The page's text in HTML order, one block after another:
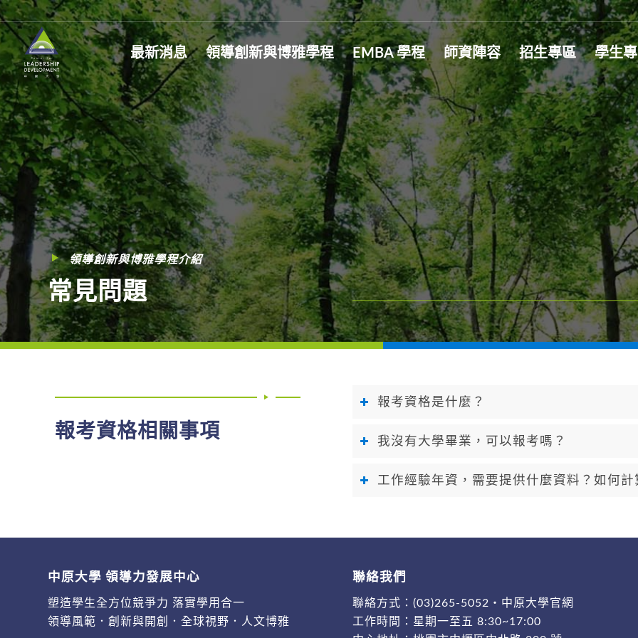
最新消息 領導創新與博雅學程 EMBA 學程 師資陣容 招生專區 學生
領導創新與博雅學程介紹
常見問題
報考資格相關事項
報考資格是什麼？
我沒有大學畢業，可以報考嗎？
工作經驗年資，需要提供什麼資料？如何計
中原大學 領導力發展中心
塑造學生全方位競爭力 落實學用合一
領導風範．創新與開創．全球視野．人文博雅
聯絡我們
聯絡方式： (03)265-5052 ・ 中原大學官網
工作時間：星期一至五 8:30~17:00